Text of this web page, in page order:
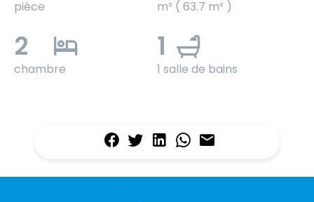
pièce m² ( 63.7 m² )
2
chambre
1
1 salle de bains